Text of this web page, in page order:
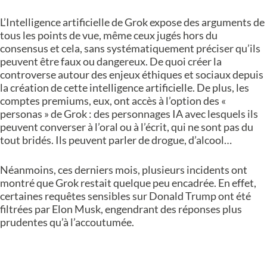
L’Intelligence artificielle de Grok expose des arguments de
tous les points de vue, même ceux jugés hors du
consensus et cela, sans systématiquement préciser qu’ils
peuvent être faux ou dangereux. De quoi créer la
controverse autour des enjeux éthiques et sociaux depuis
la création de cette intelligence artificielle. De plus, les
comptes premiums, eux, ont accès à l’option des «
personas » de Grok : des personnages IA avec lesquels ils
peuvent converser à l’oral ou à l’écrit, qui ne sont pas du
tout bridés. Ils peuvent parler de drogue, d’alcool…
Néanmoins, ces derniers mois, plusieurs incidents ont
montré que Grok restait quelque peu encadrée. En effet,
certaines requêtes sensibles sur Donald Trump ont été
filtrées par Elon Musk, engendrant des réponses plus
prudentes qu’à l’accoutumée.